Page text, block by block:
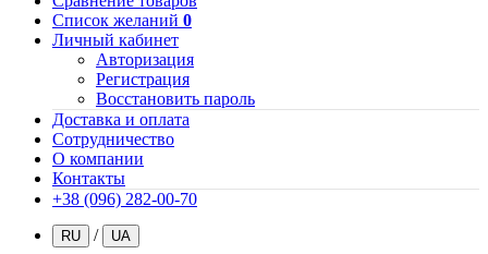
Список желаний 0
Личный кабинет
Авторизация
Регистрация
Восстановить пароль
Доставка и оплата
Сотрудничество
О компании
Контакты
+38 (096) 282-00-70
RU / UA